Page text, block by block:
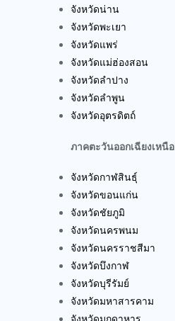
จังหวัดน่าน
จังหวัดพะเยา
จังหวัดแพร่
จังหวัดแม่ฮ่องสอน
จังหวัดลำปาง
จังหวัดลำพูน
จังหวัดอุตรดิตถ์
ภาคตะวันออกเฉียงเหนือ
จังหวัดกาฬสินธุ์
จังหวัดขอนแก่น
จังหวัดชัยภูมิ
จังหวัดนครพนม
จังหวัดนครราชสีมา
จังหวัดบึงกาฬ
จังหวัดบุรีรัมย์
จังหวัดมหาสารคาม